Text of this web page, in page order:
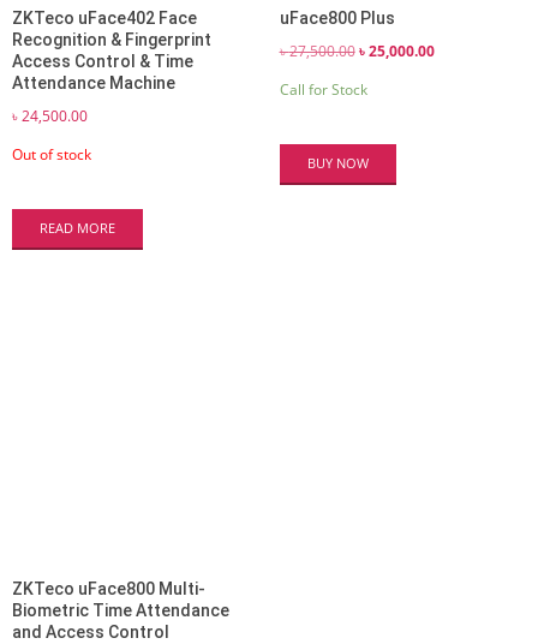
ZKTeco uFace402 Face
Recognition & Fingerprint
Access Control & Time
Attendance Machine
৳24,500.00
Out of stock
READ MORE
uFace800 Plus
৳27,500.00 Original
৳25,000.00Current
Call for Stock
BUY NOW
ZKTeco uFace800 Multi-
Biometric Time Attendance
and Access Control